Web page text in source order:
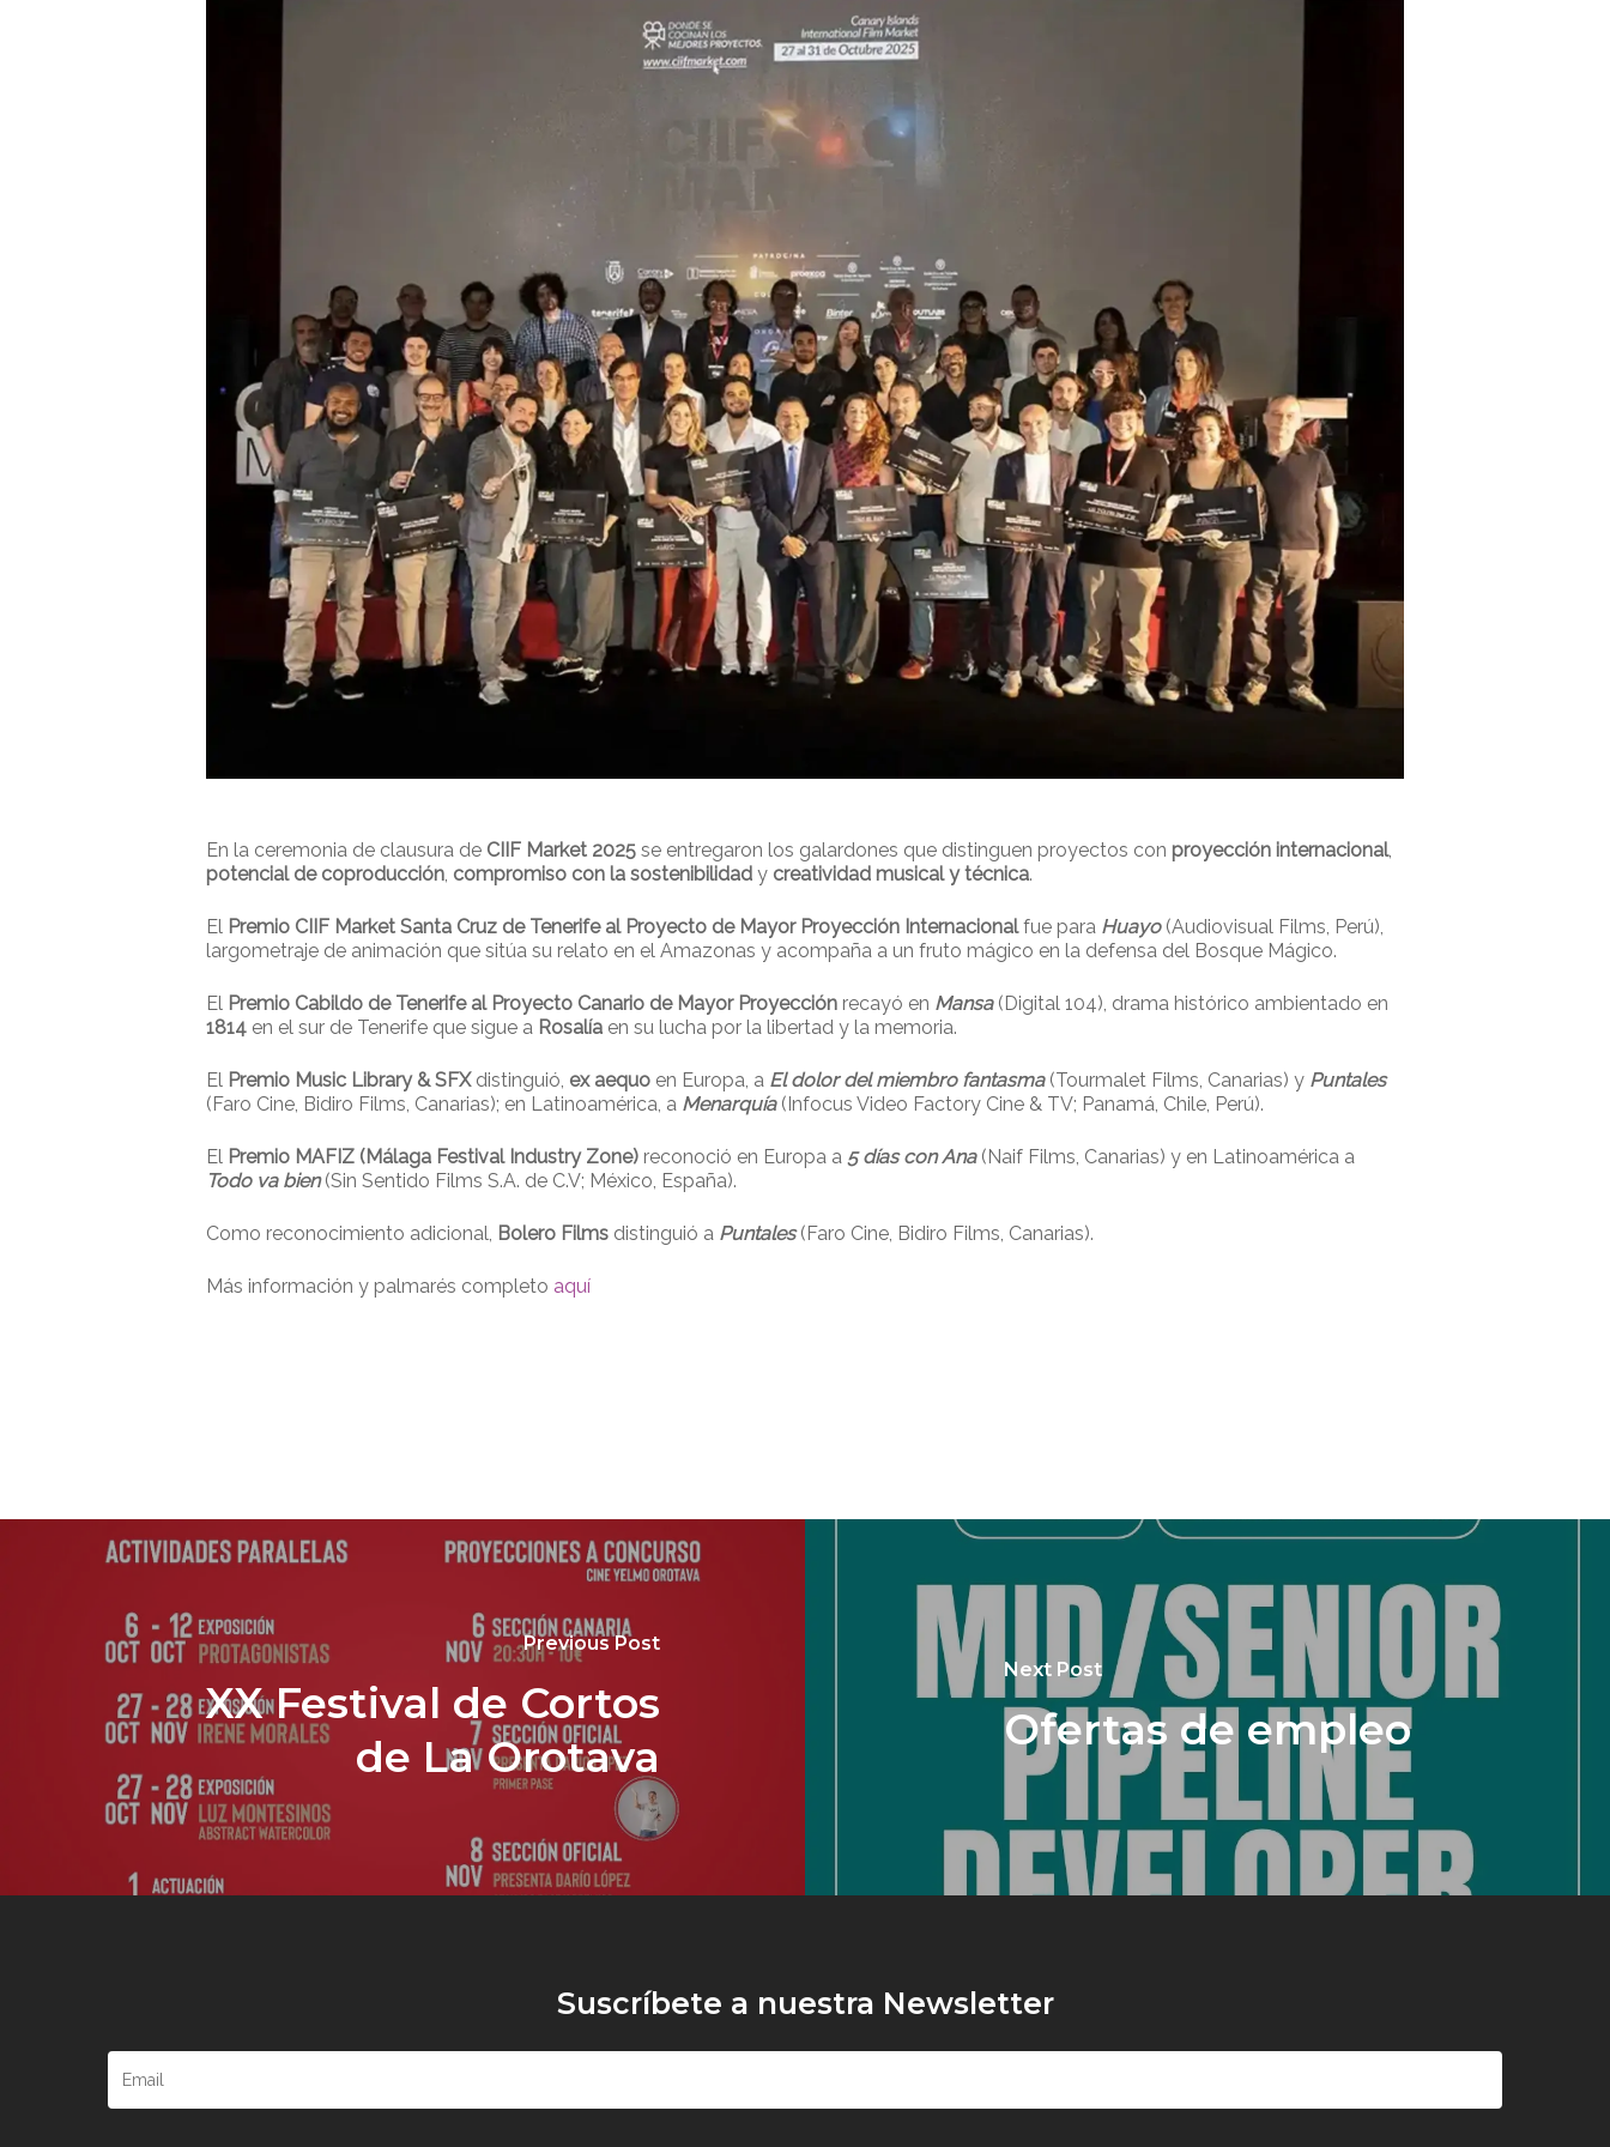
En la ceremonia de clausura de CIIF Market 2025 se entregaron los galardones que distinguen proyectos con proyección internacional,
potencial de coproducción, compromiso con la sostenibilidad y creatividad musical y técnica.
El Premio CIIF Market Santa Cruz de Tenerife al Proyecto de Mayor Proyección Internacionalfue para Huayo(Audiovisual Films, Perú),
largometraje de animación que sitúa su relato en el Amazonas y acompaña a un fruto mágico en la defensa del Bosque Mágico.
El Premio Cabildo de Tenerife al Proyecto Canario de Mayor Proyección recayó en Mansa(Digital 104), drama histórico ambientado en
1814 en el sur de Tenerife que sigue a Rosalía en su lucha por la libertad y la memoria.
El Premio Music Library & SFXdistinguió, ex aequo en Europa, a El dolor del miembro fantasma(Tourmalet Films, Canarias) y Puntales
(Faro Cine, Bidiro Films, Canarias); en Latinoamérica, a Menarquía(Infocus Video Factory Cine & TV; Panamá, Chile, Perú).
El Premio MAFIZ (Málaga Festival Industry Zone) reconoció en Europa a 5 días con Ana(Naif Films, Canarias) y en Latinoamérica a
Todo va bien(Sin Sentido Films S.A. de C.V; México, España).
Como reconocimiento adicional, Bolero Films distinguió a Puntales(Faro Cine, Bidiro Films, Canarias).
Más información y palmarés completo aquí
Previous Post
XX Festival de Cortos
de La Orotava
Next Post
Ofertas de empleo
Suscríbete a nuestra Newsletter